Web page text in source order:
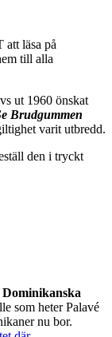
läsa på
till alla
ut 1960 önskat
Brudgummen
varit utbredd.
den i tryckt
Dominikanska
som heter Palavé
nu bor.